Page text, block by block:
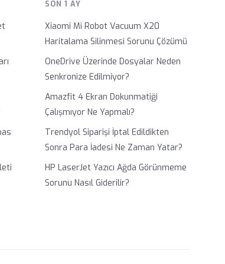
SON 1 AY
Xiaomi Mi Robot Vacuum X20
Haritalama Silinmesi Sorunu Çözümü
OneDrive Üzerinde Dosyalar Neden
Senkronize Edilmiyor?
Amazfit 4 Ekran Dokunmatiği
Çalışmıyor Ne Yapmalı?
Trendyol Siparişi İptal Edildikten
Sonra Para İadesi Ne Zaman Yatar?
HP LaserJet Yazıcı Ağda Görünmeme
Sorunu Nasıl Giderilir?